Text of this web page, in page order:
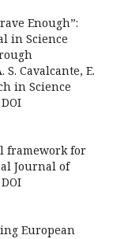
Enough”:
in Science
S. Cavalcante, E.
in Science
framework for
Journal of
European